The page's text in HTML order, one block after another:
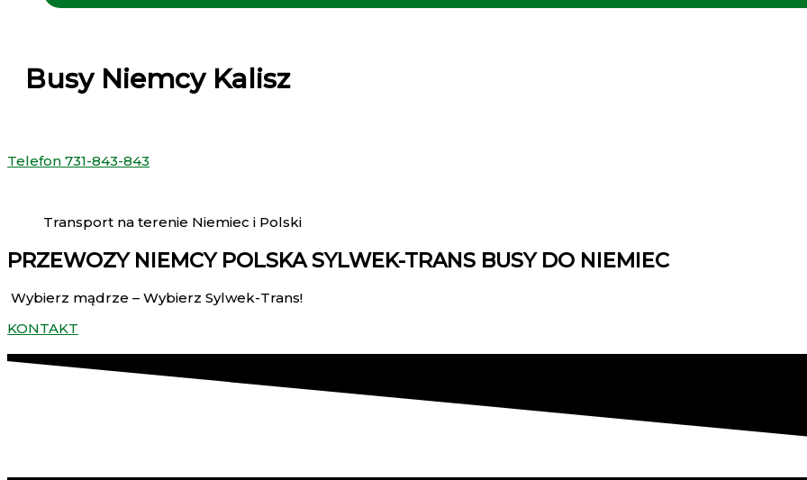
Busy Niemcy Kalisz
Telefon 731-843-843
Transport na terenie Niemiec i Polski
PRZEWOZY NIEMCY POLSKA SYLWEK-TRANS BUSY DO NIEMIEC
Wybierz mądrze – Wybierz Sylwek-Trans!
KONTAKT